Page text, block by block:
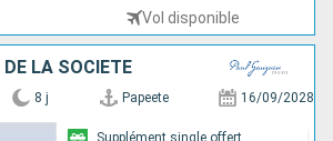
Vol disponible
LA SOCIÉTÉ
8 j Papeete 16/09/2028
Supplément single offert